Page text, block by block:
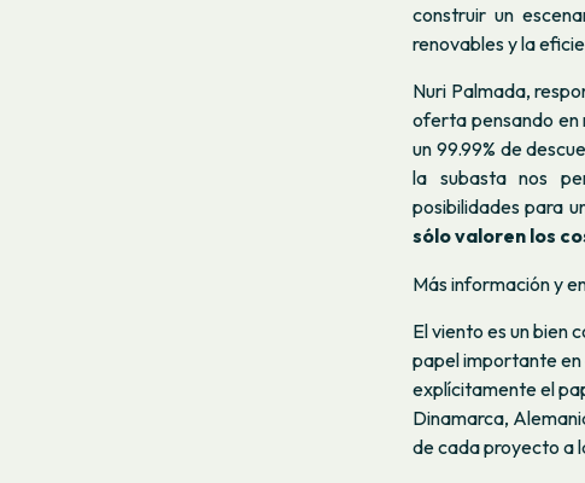
construir un
renovables y la
Nuri Palmada,
oferta pensando en
un 99.99% de
la subasta nos
posibilidades para
sólo valoren los
Más información y
El viento es un bien
papel importante en
explícitamente el
Dinamarca,
de cada proyecto a